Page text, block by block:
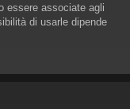
essere associate agli
di usarle dipende